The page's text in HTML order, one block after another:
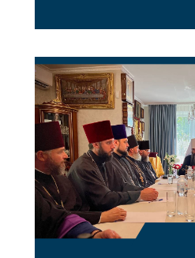
Жмеринки. Перед початком
часткою її святих мощей.
Варсонофію співслужили
архімандрит Єнох (Торак),
Жмеринського округу
Коромчевський, клірики […]